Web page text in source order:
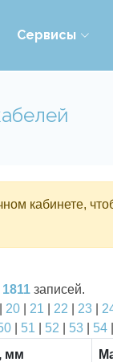
Сервисы
кабинете,
1811 записей.
20| 21 22 23|
51 52 53 54
мм